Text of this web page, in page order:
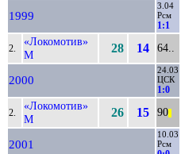
1999
3.04
Рсм
1:1
2.
«Локомотив»
М
28 14 64..
2000
24.03
ЦСК
1:0
2.
«Локомотив»
М
26 15 90
2001
10.03
Рсм